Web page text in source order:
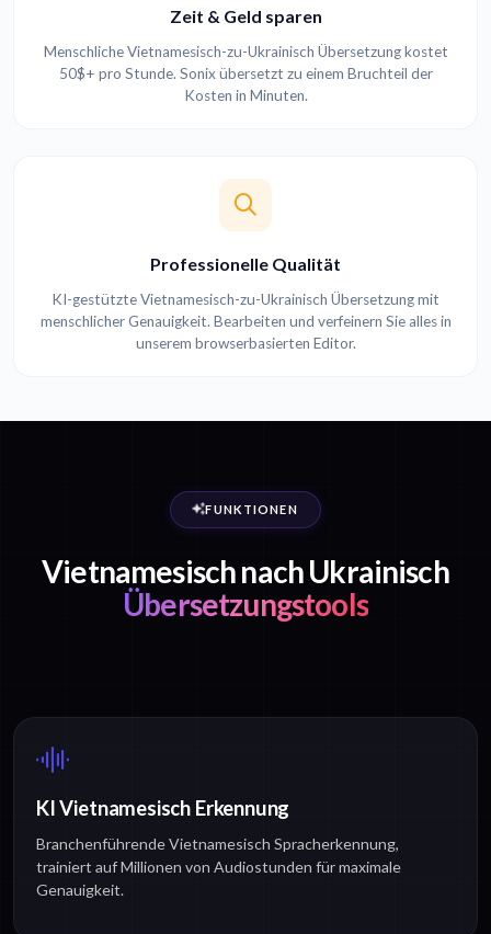
Zeit & Geld sparen
Menschliche Vietnamesisch-zu-Ukrainisch Übersetzung kostet
50$+ pro Stunde. Sonix übersetzt zu einem Bruchteil der
Kosten in Minuten.
Professionelle Qualität
KI-gestützte Vietnamesisch-zu-Ukrainisch Übersetzung mit
menschlicher Genauigkeit. Bearbeiten und verfeinern Sie alles in
unserem browserbasierten Editor.
FUNKTIONEN
Vietnamesisch nach Ukrainisch
Übersetzungstools
KI Vietnamesisch Erkennung
Branchenführende Vietnamesisch Spracherkennung,
trainiert auf Millionen von Audiostunden für maximale
Genauigkeit.